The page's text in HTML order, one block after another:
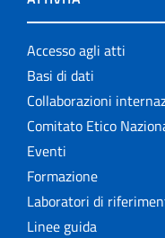
Accesso agli atti
Basi di dati
Collaborazioni
Comitato Etico
Eventi
Formazione
Laboratori di
Linee guida